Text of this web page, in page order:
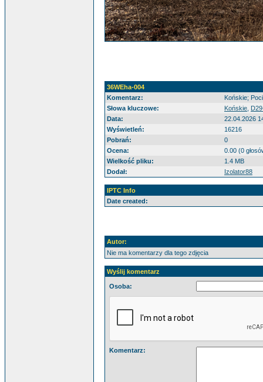
36WEha-004
Komentarz:
Końskie;
Słowa kluczowe:
Końskie
Data:
22.04.2026
Wyświetleń:
16216
Pobrań:
0
Ocena:
0.00 (0
Wielkość pliku:
1.4 MB
Dodał:
Izolator88
IPTC Info
Date created:
Autor:
Nie ma komentarzy dla tego zdjęcia
Wyślij komentarz
Osoba:
Komentarz: